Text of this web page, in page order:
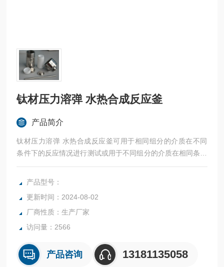
钛材压力溶弹 水热合成反应釜
产品简介
钛材压力溶弹 水热合成反应釜可用于相同组分的介质在不同
条件下的反应情况进行测试或用于不同组分的介质在相同条件
下的反应情况进行测试。本产品采用鼓风/恒温干燥箱作加热
恒温装置，通过电机减速机带动箱体内的搅拌轴及安装在搅拌
所有均可接受客户的个性化定制。
产品型号：
更新时间：2024-08-02
厂商性质：生产厂家
访问量：2566
产品咨询 13181135058